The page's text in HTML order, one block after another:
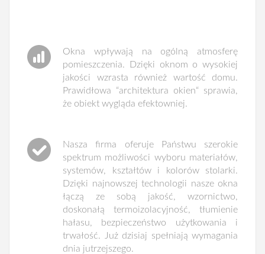
Okna wpływają na ogólną atmosferę
pomieszczenia. Dzięki oknom o wysokiej
jakości wzrasta również wartość domu.
Prawidłowa “architektura okien“ sprawia,
że obiekt wygląda efektowniej.
Nasza firma oferuje Państwu szerokie
spektrum możliwości wyboru materiałów,
systemów, kształtów i kolorów stolarki.
Dzięki najnowszej technologii nasze okna
łączą ze sobą jakość, wzornictwo,
doskonałą termoizolacyjność, tłumienie
hałasu, bezpieczeństwo użytkowania i
trwałość. Już dzisiaj spełniają wymagania
dnia jutrzejszego.